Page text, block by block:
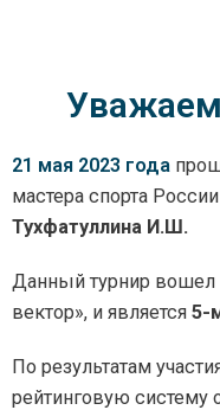
21 мая 2023 года
мастера спорта
Тухфатуллина И.Ш.
Данный турнир
вектор», и является 5-
По результатам
рейтинговую систему